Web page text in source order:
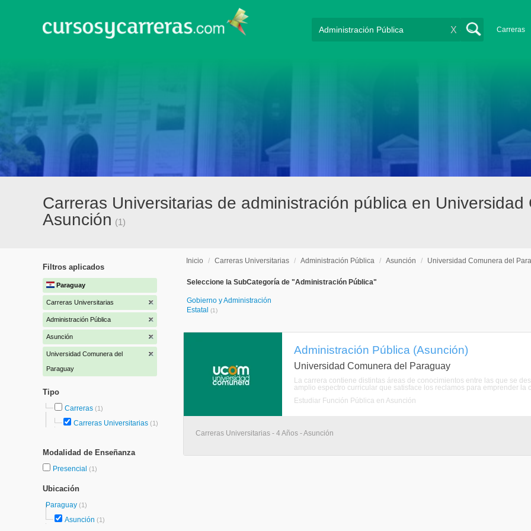
Carreras
X
Carreras Universitarias de administración pública en
Asunción (1)
Filtros aplicados
Paraguay
Carreras Universitarias
Administración Pública
Asunción
Universidad Comunera del
Paraguay
Tipo
Carreras (1)
Carreras Universitarias (1)
Modalidad de Enseñanza
Presencial (1)
Ubicación
Paraguay (1)
Asunción (1)
Inicio / Carreras Universitarias / Administración Pública / Asunción / Universidad Comunera del
Seleccione la SubCategoría de "Administración Pública"
Gobierno y Administración
Estatal (1)
Administración Pública (Asunción)
Universidad Comunera del Paraguay
La carrera contiene distintas áreas de conocimientos entre las que se
amplio espectro curricular que satisface los reclamos para emprender
Estudiar Función Pública en Asunción
Carreras Universitarias - 4 Años - Asunción